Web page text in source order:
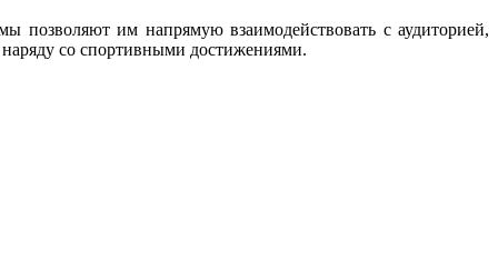
позволяют им напрямую взаимодействовать с аудиторией,
со спортивными достижениями.